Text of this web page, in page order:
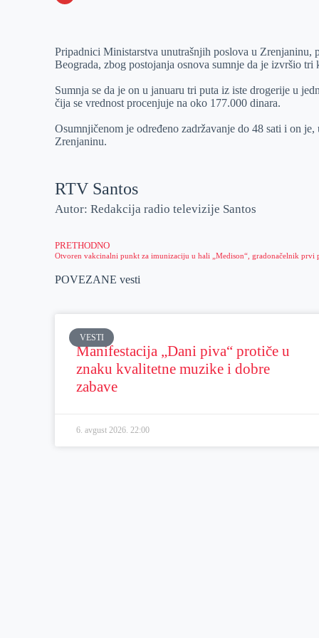
e
I
s
p
a
l
Pripadnici Ministarstva unutrašnjih poslova u
Beograda, zbog postojanja osnova sumnje da je izvršio tri
Sumnja se da je on u januaru tri puta iz iste drogerije u
čija se vrednost procenjuje na oko 177.000 dinara.
Osumnjičenom je određeno zadržavanje do 48 sati i on
Zrenjaninu.
RTV Santos
Autor: Redakcija radio televizije Santos
PRETHODNO
POVEZANE vesti
VESTI
Manifestacija „Dani piva“ protiče u
znaku kvalitetne muzike i dobre
zabave
6. avgust 2026. 22:00